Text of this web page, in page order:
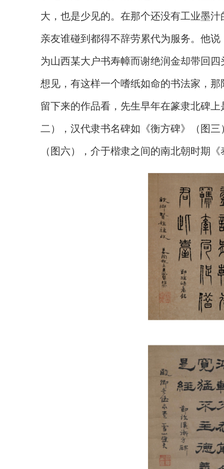
大，也是少见的。在那个还没有工业墨
亲友谁碰到都得不辞劳累代为服务。他
为山西某大户书寿幛而谢绝润金却带回
想见，有这样一个嗜纸如命的书法家，
留下来的作品看，先生早年在篆隶北碑
二），汉代隶书名碑如《衡方碑》（图
（图六），介于楷隶之间的南北朝时期